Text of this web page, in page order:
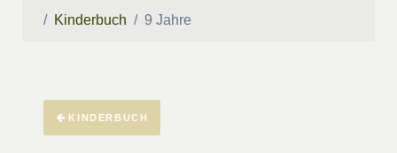
Kinderbuch
9 Jahre
KINDERBUCH